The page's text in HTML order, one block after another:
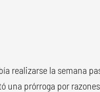
realizarse la semana
una prórroga por